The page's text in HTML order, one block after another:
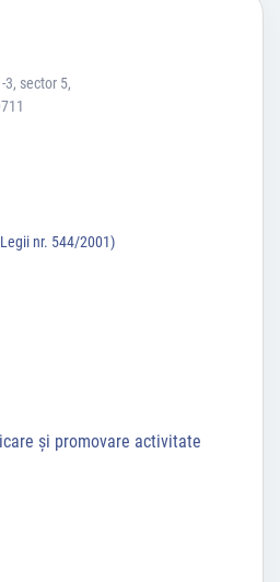
3, sector 5,
nr. 544/2001)
și promovare activitate